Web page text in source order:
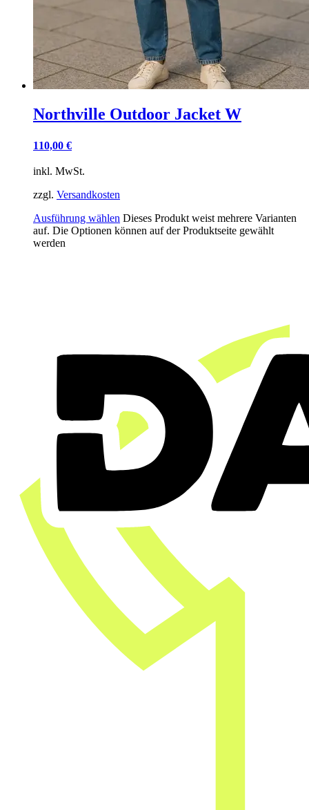
Northville Outdoor Jacket W
110,00 €
inkl. MwSt.
zzgl. Versandkosten
Ausführung wählen Dieses Produkt weist mehrere Varianten
auf. Die Optionen können auf der Produktseite gewählt
werden